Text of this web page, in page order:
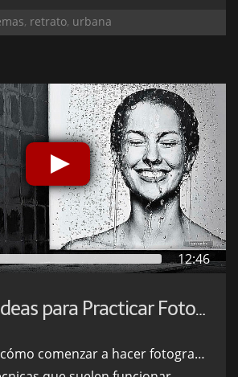
, retrato, urbana
12:46
Técnicas e Ideas para Practicar Fotografía Callejera
comenzar a hacer fotografía urbana.